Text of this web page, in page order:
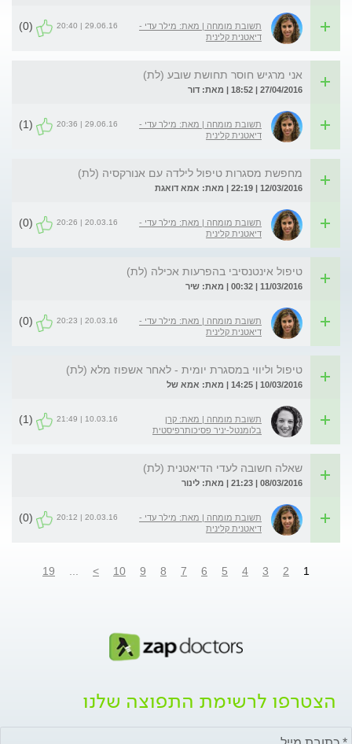
תשובת מומחה | מאת: מילר עדי -
דיאטנית קלינית
29.06.16 | 20:40
(0)
אני מרגיש חוסר תחושת שובע (לת)
27/04/2016 | 18:52 | מאת: דור
תשובת מומחה | מאת: מילר עדי -
דיאטנית קלינית
29.06.16 | 20:36
(1)
מחפשת מסגרות טיפול לילדה עם אנורקסיה (לת)
12/03/2016 | 22:19 | מאת: אמא דואגת
תשובת מומחה | מאת: מילר עדי -
דיאטנית קלינית
20.03.16 | 20:26
(0)
טיפול אינטנסיבי בהפרעות אכילה (לת)
11/03/2016 | 00:32 | מאת: שיר
תשובת מומחה | מאת: מילר עדי -
דיאטנית קלינית
20.03.16 | 20:23
(0)
טיפול וליווי במסגרת יומית - לאחר אשפוז מלא (לת)
10/03/2016 | 14:25 | מאת: אמא של
תשובת מומחה | מאת: קרן
בלומנטל-יניר פסיכותרפיסטית
10.03.16 | 21:49
(1)
שאלה חשובה לעדי הדיאטנית (לת)
08/03/2016 | 21:23 | מאת: לינור
תשובת מומחה | מאת: מילר עדי -
דיאטנית קלינית
20.03.16 | 20:12
(0)
1
2
3
4
5
6
7
8
9
10
>
19
הצטרפו לרשימת התפוצה שלנו